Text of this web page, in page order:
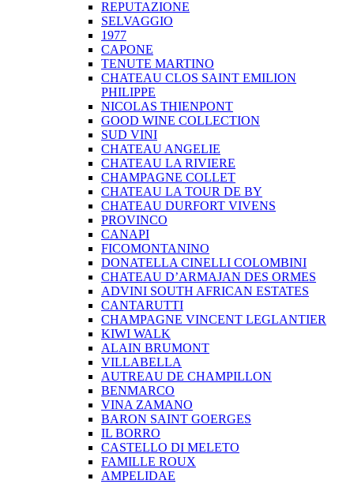
REPUTAZIONE
SELVAGGIO
1977
CAPONE
TENUTE MARTINO
CHATEAU CLOS SAINT EMILION
PHILIPPE
NICOLAS THIENPONT
GOOD WINE COLLECTION
SUD VINI
CHATEAU ANGELIE
CHATEAU LA RIVIERE
CHAMPAGNE COLLET
CHATEAU LA TOUR DE BY
CHATEAU DURFORT VIVENS
PROVINCO
CANAPI
FICOMONTANINO
DONATELLA CINELLI COLOMBINI
CHATEAU D’ARMAJAN DES ORMES
ADVINI SOUTH AFRICAN ESTATES
CANTARUTTI
CHAMPAGNE VINCENT LEGLANTIER
KIWI WALK
ALAIN BRUMONT
VILLABELLA
AUTREAU DE CHAMPILLON
BENMARCO
VINA ZAMANO
BARON SAINT GOERGES
IL BORRO
CASTELLO DI MELETO
FAMILLE ROUX
AMPELIDAE